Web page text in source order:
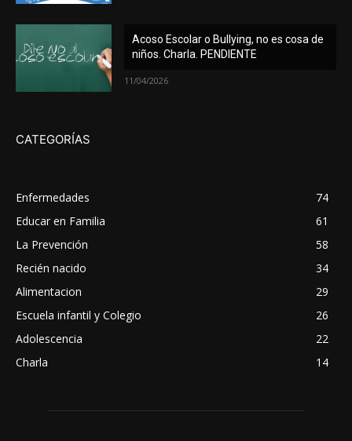
Acoso Escolar o Bullying, no es cosa de
niños. Charla. PENDIENTE
11/04/2026
CATEGORÍAS
Enfermedades
74
Educar en Familia
61
La Prevención
58
Recién nacido
34
Alimentacion
29
Escuela infantil y Colegio
26
Adolescencia
22
Charla
14